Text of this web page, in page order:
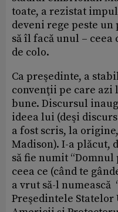
toate, a rezistat
deveni rege peste
să îl facă unul – ceea
de colo.
Ca preşedinte, a
convenţii pe care azi
bune. Discursul
ideea lui (deşi
a fost scris, la
Madison). I-a plăcut,
să fie numit “Domnul
ceea ce (când te
a vrut să-l numească
Preşedintele Statelor